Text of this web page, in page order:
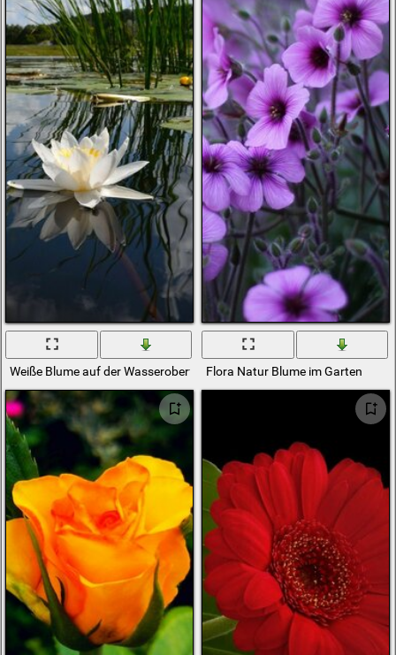
Weiße Blume auf der WasseroberflächeFlora Natur Blume im Garten